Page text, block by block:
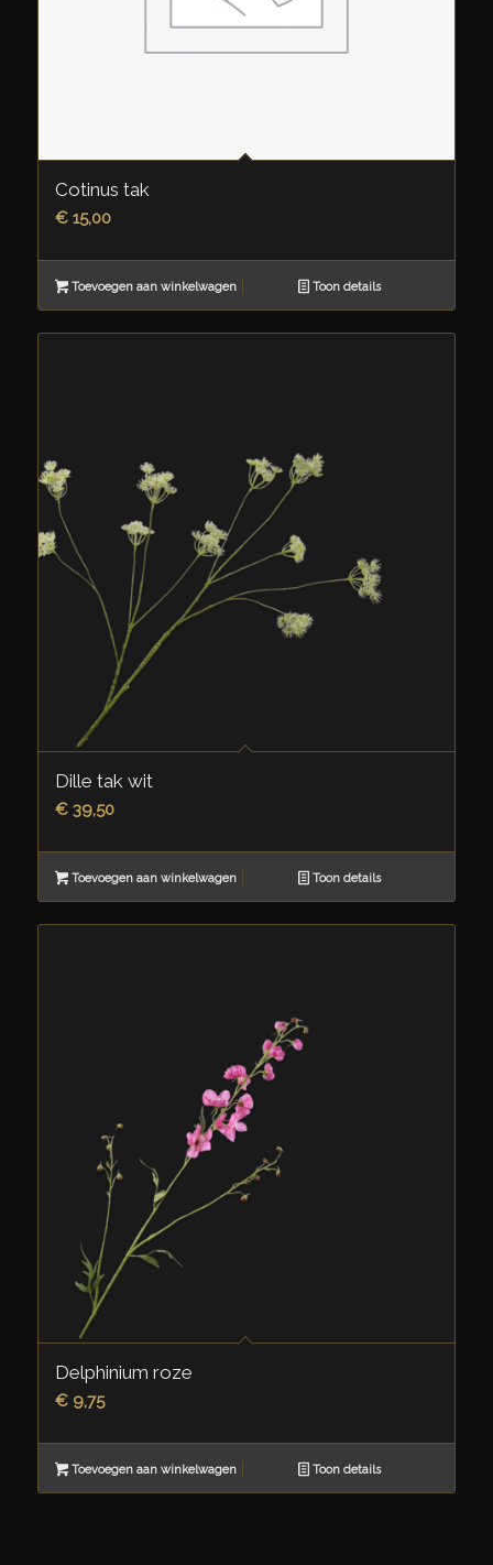
Cotinus tak
€15,00
Toevoegen aan winkelwagen Toon details
Dille tak wit
€39,50
Toevoegen aan winkelwagen Toon details
Delphinium roze
€9,75
Toevoegen aan winkelwagen Toon details